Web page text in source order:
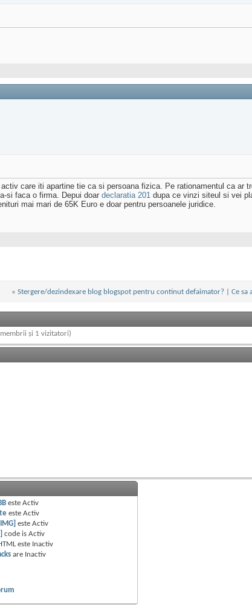
care iti apartine tie ca si persoana fizica. Pe rationamentul ca ar
si faca o firma. Depui doar declaratia 201 dupa ce vinzi siteul si vei
mai mari de 65K Euro e doar pentru persoanele juridice.
« Stergere/dezindexare blog blogspot pentru continut defaimator?| Ce sa
și 1 vizitatori)
esteActiv
esteActiv
[IMG] esteActiv
code isActiv
este Inactiv
are Inactiv